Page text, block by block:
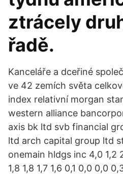
ztrácely
řadě.
Kanceláře a dceřiné
ve 42 zemích světa
index relativní morgan
western alliance
axis bk ltd svb financial
ltd arch capital group ltd
onemain hldgs inc 4,0 1,2
1,8 1,8 1,7 1,6 0,1 0,0 0,0